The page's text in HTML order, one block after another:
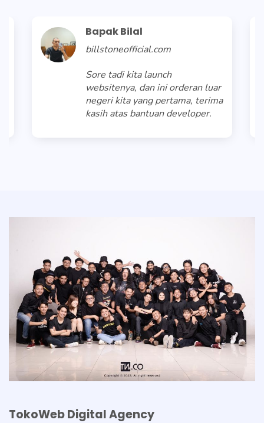
Bapak Bilal
billstoneofficial.com
Sore tadi kita launch
websitenya, dan ini orderan luar
negeri kita yang pertama, terima
kasih atas bantuan developer.
TokoWeb Digital Agency